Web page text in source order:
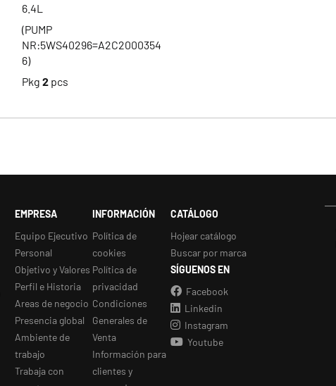
6.4L
(PUMP
NR:5WS40296=A2C2000354
6)
Pkg 2 pcs
EMPRESA
Equipo Ejecutivo
Personal
Objetivo y Valores
Perfil e Historia
Areas de negocio
Presencia global
Ambiente de
trabajo
Trabaja con
INFORMACIÓN
Política de
cookies
Política de
privacidad
Condiciones
Generales de
Venta
Información para
clientes y
CATÁLOGO
Hojear catálogo
Buscar por marca
SÍGUENOS EN
Facebook
Linkedin
Instagram
Youtube